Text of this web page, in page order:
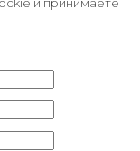
и принимаете